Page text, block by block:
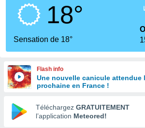
en
18°
Sensation de 18°
Flash info
Une nouvelle canicule attendue
prochaine en France !
Téléchargez GRATUITEMENT
l’application Meteored!